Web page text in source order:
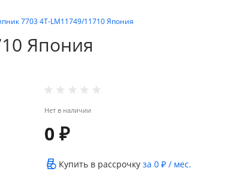
7703 4T-LM11749/11710 Япония
Япония
Нет в наличии
0 ₽
Купить в рассрочкуза0 ₽ / мес.